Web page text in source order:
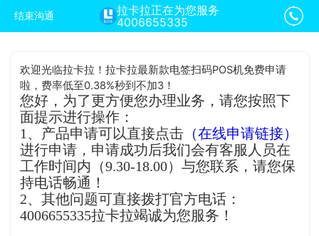
结束沟通
拉卡拉正在为您服务
4006655335
欢迎光临拉卡拉！拉卡拉最新款电签扫码POS机免费申请
啦，费率低至0.38%秒到不加3！
您好，为了更方便您办理业务，请您按照下
面提示进行操作：
1、产品申请可以直接点击 （在线申请链接）
进行申请，申请成功后我们会有客服人员在
工作时间内（9.30-18.00）与您联系，请您保
持电话畅通！
2、其他问题可直接拨打官方电话：
4006655335拉卡拉竭诚为您服务！